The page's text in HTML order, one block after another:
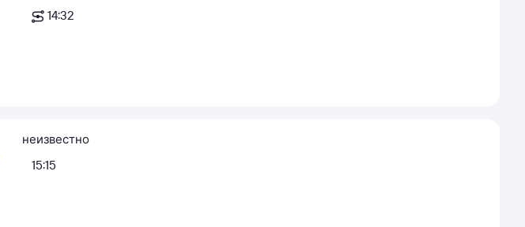
14:32
неизвестно
15:15